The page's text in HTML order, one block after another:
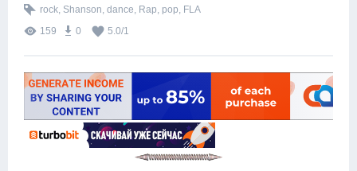
rock, Shanson, dance, Rap, pop, FLA
159
0 5.0/1